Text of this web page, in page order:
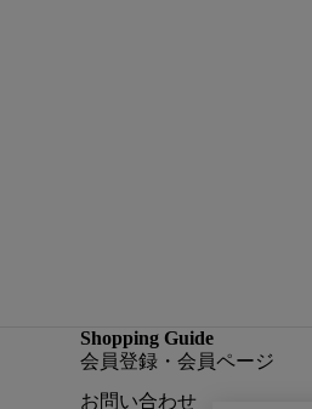
Shopping Guide
会員登録・会員ページ
お問い合わせ